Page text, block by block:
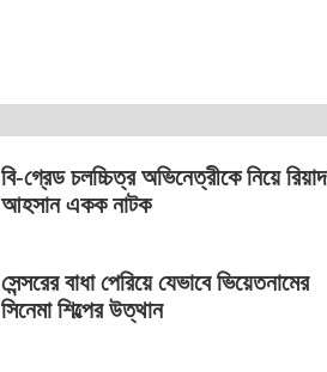
বি-গ্রেড চলচ্চিত্র অভিনেত্রীকে নিয়ে রিয়াদ
আহসান একক নাটক
সেন্সরের বাধা পেরিয়ে যেভাবে ভিয়েতনামের
সিনেমা শিল্পের উত্থান